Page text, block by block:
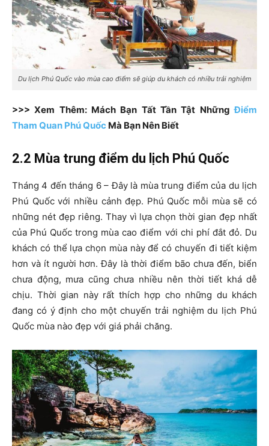
Du lịch Phú Quốc vào mùa cao điểm sẽ giúp du khách có nhiều trải nghiệm
>>> Xem Thêm: Mách Bạn Tất Tần Tật NhữngĐiểm
Tham Quan Phú Quốc Mà Bạn Nên Biết
2.2 Mùa trung điểm du lịch Phú Quốc
Tháng 4 đến tháng 6 – Đây là mùa trung điểm của du lịch
Phú Quốc với nhiều cảnh đẹp. Phú Quốc mỗi mùa sẽ có
những nét đẹp riêng. Thay vì lựa chọn thời gian đẹp nhất
của Phú Quốc trong mùa cao điểm với chi phí đắt đỏ. Du
khách có thể lựa chọn mùa này để có chuyến đi tiết kiệm
hơn và ít người hơn. Đây là thời điểm bão chưa đến, biển
chưa động, mưa cũng chưa nhiều nên thời tiết khá dễ
chịu. Thời gian này rất thích hợp cho những du khách
đang có ý định cho một chuyến trải nghiệm du lịch Phú
Quốc mùa nào đẹp với giá phải chăng.